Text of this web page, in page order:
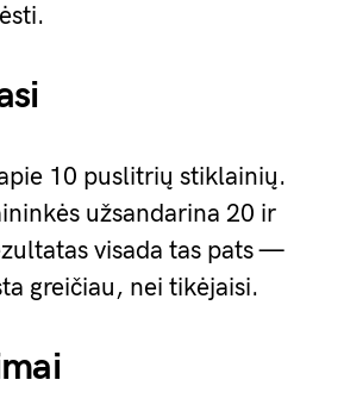
10 puslitrių stiklainių.
užsandarina 20 ir
visada tas pats —
greičiau, nei tikėjaisi.